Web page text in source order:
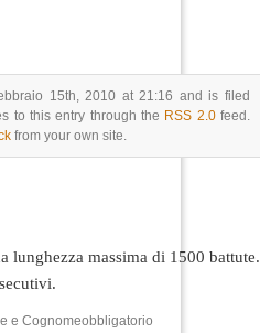
15th, 2010 at 21:16 and is filed
to this entry through the RSS 2.0feed.
from your own site.
lunghezza massima di 1500 battute.
e Cognomeobbligatorio